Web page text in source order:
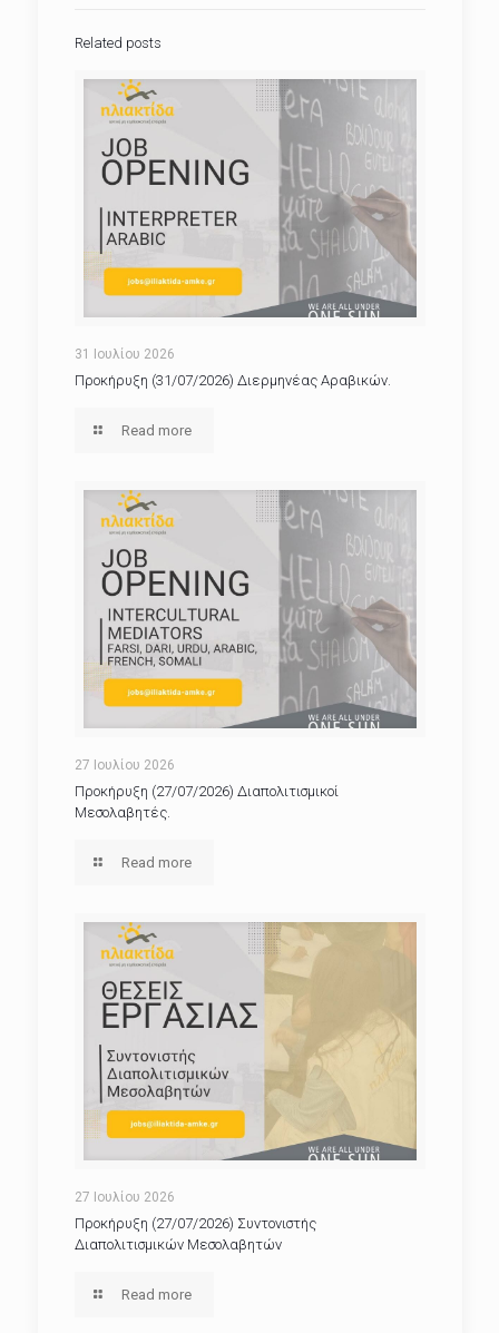
Related posts
31 Ιουλίου 2026
Προκήρυξη (31/07/2026) Διερμηνέας Αραβικών.
Read more
27 Ιουλίου 2026
Προκήρυξη (27/07/2026) Διαπολιτισμικοί
Μεσολαβητές.
Read more
27 Ιουλίου 2026
Προκήρυξη (27/07/2026) Συντονιστής
Διαπολιτισμικών Μεσολαβητών
Read more